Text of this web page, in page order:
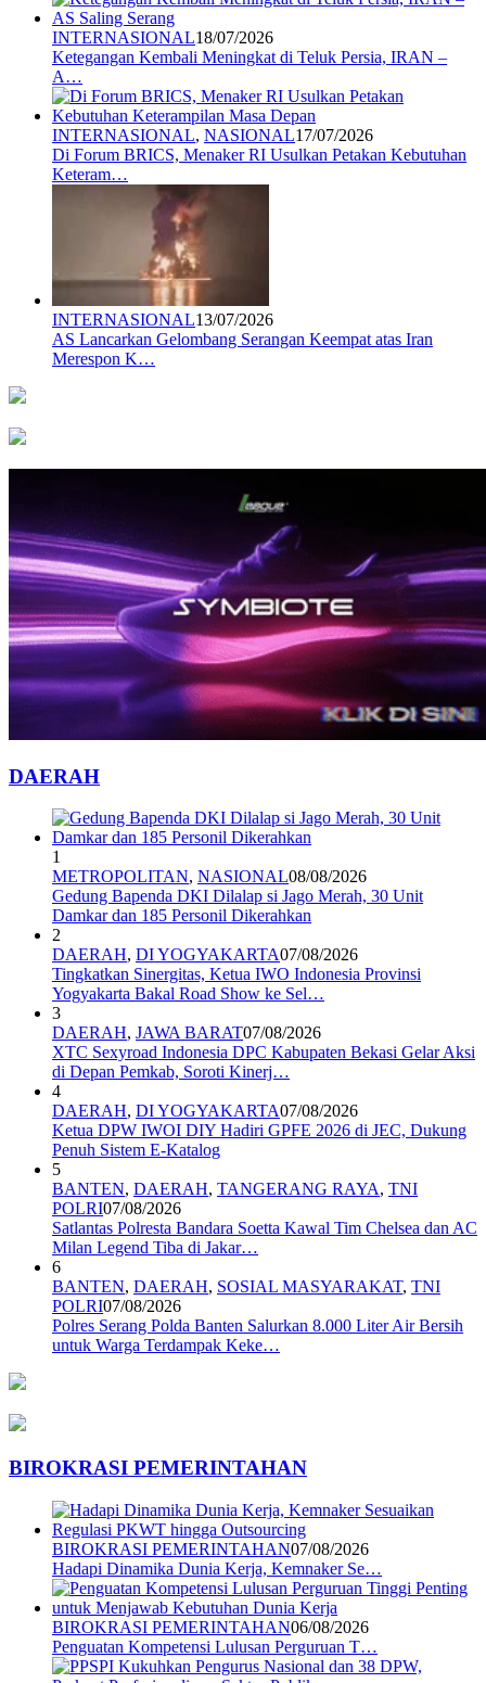
INTERNASIONAL18/07/2026
Ketegangan Kembali Meningkat di Teluk Persia, IRAN –
A…
INTERNASIONAL, NASIONAL17/07/2026
Di Forum BRICS, Menaker RI Usulkan Petakan Kebutuhan
Keteram…
INTERNASIONAL13/07/2026
AS Lancarkan Gelombang Serangan Keempat atas Iran
Merespon K…
DAERAH
1
METROPOLITAN, NASIONAL08/08/2026
Gedung Bapenda DKI Dilalap si Jago Merah, 30 Unit
Damkar dan 185 Personil Dikerahkan
2
DAERAH, DI YOGYAKARTA07/08/2026
Tingkatkan Sinergitas, Ketua IWO Indonesia Provinsi
Yogyakarta Bakal Road Show ke Sel…
3
DAERAH, JAWA BARAT07/08/2026
XTC Sexyroad Indonesia DPC Kabupaten Bekasi Gelar Aksi
di Depan Pemkab, Soroti Kinerj…
4
DAERAH, DI YOGYAKARTA07/08/2026
Ketua DPW IWOI DIY Hadiri GPFE 2026 di JEC, Dukung
Penuh Sistem E-Katalog
5
BANTEN, DAERAH, TANGERANG RAYA, TNI
POLRI07/08/2026
Satlantas Polresta Bandara Soetta Kawal Tim Chelsea dan AC
Milan Legend Tiba di Jakar…
6
BANTEN, DAERAH, SOSIAL MASYARAKAT, TNI
POLRI07/08/2026
Polres Serang Polda Banten Salurkan 8.000 Liter Air Bersih
untuk Warga Terdampak Keke…
BIROKRASI PEMERINTAHAN
BIROKRASI PEMERINTAHAN07/08/2026
Hadapi Dinamika Dunia Kerja, Kemnaker Se…
BIROKRASI PEMERINTAHAN06/08/2026
Penguatan Kompetensi Lulusan Perguruan T…